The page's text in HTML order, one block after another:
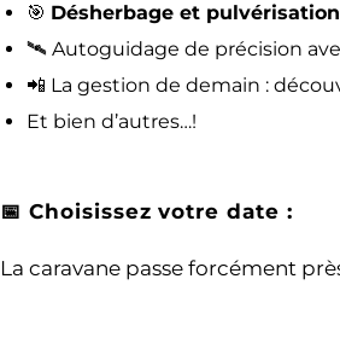
🎯 Désherbage et
🛰️ Autoguidage de précision
📲 La gestion de demain :
Et bien d’autres…!
📅 Choisissez votre date :
La caravane passe forcément